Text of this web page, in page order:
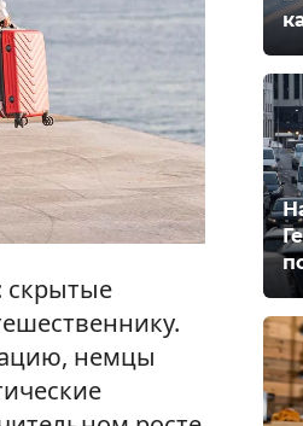
скрытые
немцы